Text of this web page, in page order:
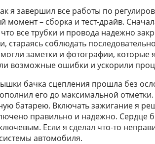
я завершил все работы по
момент – сборка и тест-драйв.
все трубки и провода надежно
стараясь соблюдать
заметки и фотографии, которые
возможные ошибки и ускорили
бачка сцепления прошла без
его до максимальной
батарею. Включать зажигание я
правильно и надежно. Сердце
Если я сделал что-то
автомобиля.